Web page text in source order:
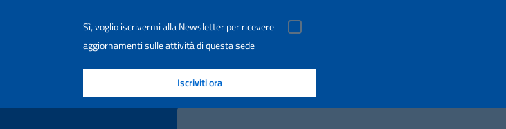
Sì, voglio iscrivermi alla Newsletter per ricevere
aggiornamenti sulle attività di questa sede